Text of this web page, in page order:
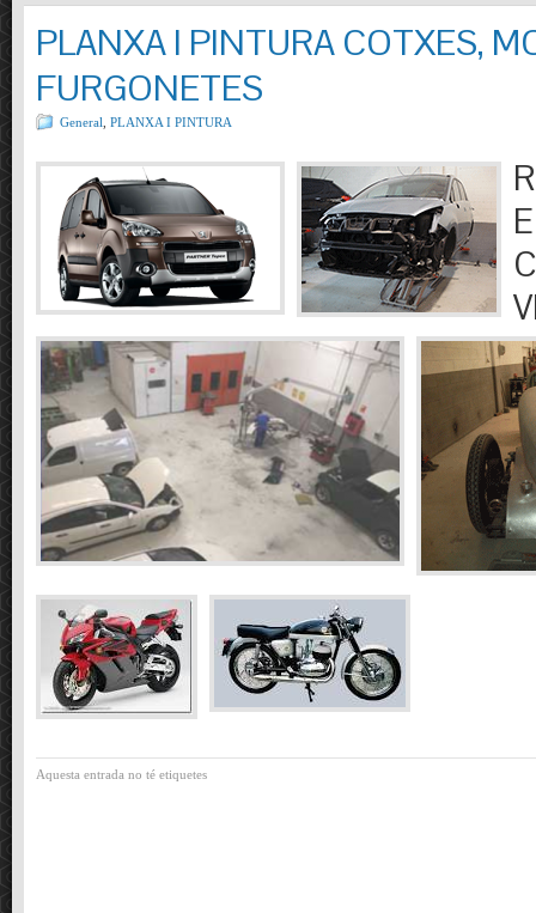
PLANXA I PINTURA COTXES,
FURGONETES
General PLANXA I PINTURA
Aquesta entrada no té etiquetes